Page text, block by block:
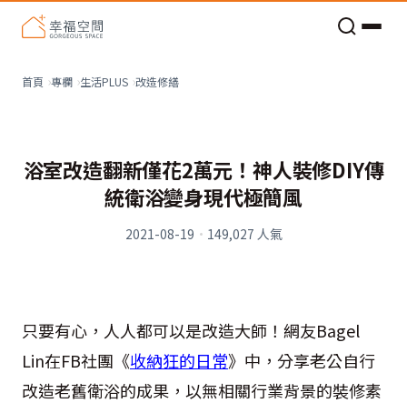
首頁 專欄 生活PLUS 改造修繕
浴室改造翻新僅花2萬元！神人裝修DIY傳
統衛浴變身現代極簡風
2021-08-19 · 149,027 人氣
只要有心，人人都可以是改造大師！網友Bagel
Lin在FB社團《收納狂的日常》中，分享老公自行
改造老舊衛浴的成果，以無相關行業背景的裝修素